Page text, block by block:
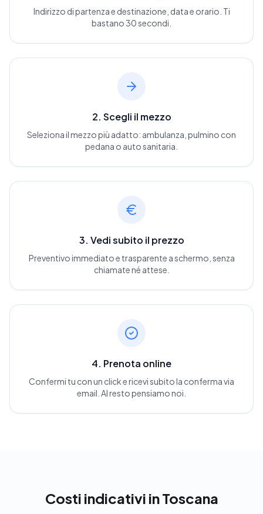
Indirizzo di partenza e destinazione, data e orario. Ti
bastano 30 secondi.
2. Scegli il mezzo
Seleziona il mezzo più adatto: ambulanza, pulmino con
pedana o auto sanitaria.
3. Vedi subito il prezzo
Preventivo immediato e trasparente a schermo, senza
chiamate né attese.
4. Prenota online
Confermi tu con un click e ricevi subito la conferma via
email. Al resto pensiamo noi.
Costi indicativi in Toscana